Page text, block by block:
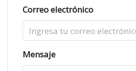
Correo electrónico
Mensaje